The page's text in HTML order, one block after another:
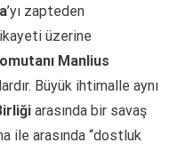
’yı zapteden
üzerine
Manlius
Büyük ihtimalle aynı
arasında bir savaş
ile arasında “dostluk